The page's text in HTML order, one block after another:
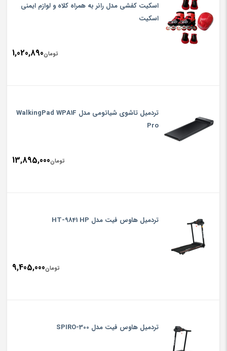
اسکیت کفشی مدل رانر به همراه کلاه و لوازم ایمنی
اسکیت
تومان1,020,890
تردمیل تاشوی شیائومی مدل WalkingPad WPA1F
Pro
تومان13,895,000
تردمیل هاوس فیت مدل HT-9841 HP
تومان9,405,000
تردمیل هاوس فیت مدل SPIRO-300